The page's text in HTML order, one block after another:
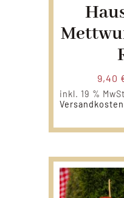
9,40
inkl. 19 %
Versandkosten